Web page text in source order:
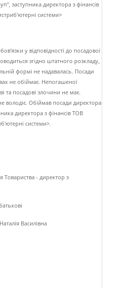
заступника директора з фiнансiв
системи>
у вiдповiдностi до посадової
згiдно штатного розкладу,
формi не надавалась. Посади
не обiймає. Непогашеної
та посадовi злочини не має.
володiє. Обiймав посади директора
директора з фiнансiв ТОВ
системи>.
- директор з
Василiвна